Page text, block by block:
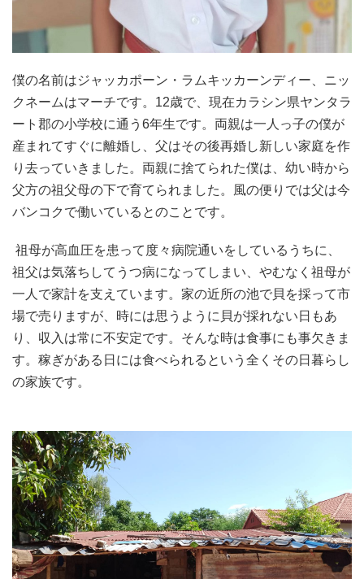
僕の名前はジャッカポーン・ラムキッカーンディー、ニッ
クネームはマーチです。12歳で、現在カラシン県ヤンタラ
ート郡の小学校に通う6年生です。両親は一人っ子の僕が
産まれてすぐに離婚し、父はその後再婚し新しい家庭を作
り去っていきました。両親に捨てられた僕は、幼い時から
父方の祖父母の下で育てられました。風の便りでは父は今
バンコクで働いているとのことです。
祖母が高血圧を患って度々病院通いをしているうちに、
祖父は気落ちしてうつ病になってしまい、やむなく祖母が
一人で家計を支えています。家の近所の池で貝を採って市
場で売りますが、時には思うように貝が採れない日もあ
り、収入は常に不安定です。そんな時は食事にも事欠きま
す。稼ぎがある日には食べられるという全くその日暮らし
の家族です。